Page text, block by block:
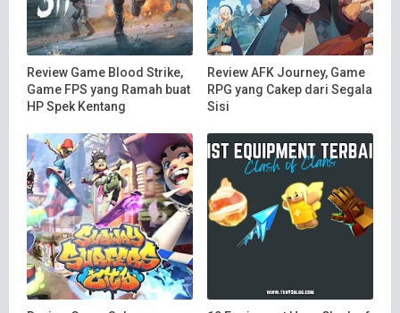
Review Game Blood Strike,
Game FPS yang Ramah buat
HP Spek Kentang
Review AFK Journey, Game
RPG yang Cakep dari Segala
Sisi